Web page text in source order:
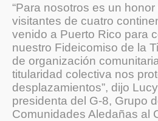
“Para nosotros es un
visitantes de cuatro
venido a Puerto Rico para
nuestro Fideicomiso de la
de organización
titularidad colectiva nos
desplazamientos”, dijo
presidenta del G-8, Grupo
Comunidades Aledañas al